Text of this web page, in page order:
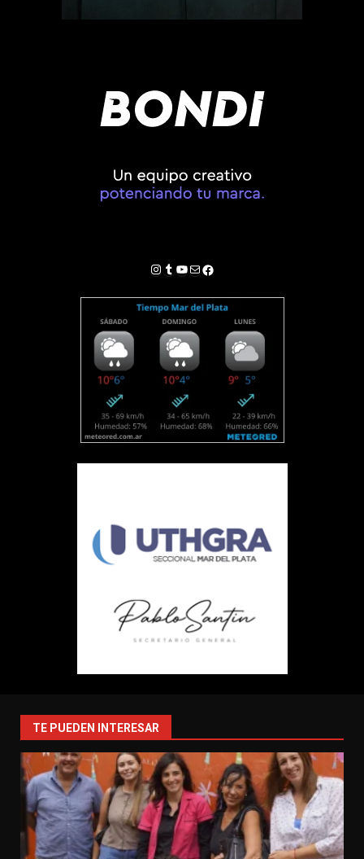
Instagram
Tumblr
YouTube
Correo electrónico
Facebook
TE PUEDEN INTERESAR